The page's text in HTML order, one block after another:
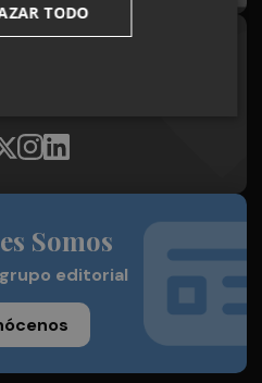
en redes
Somos
editorial
TODO